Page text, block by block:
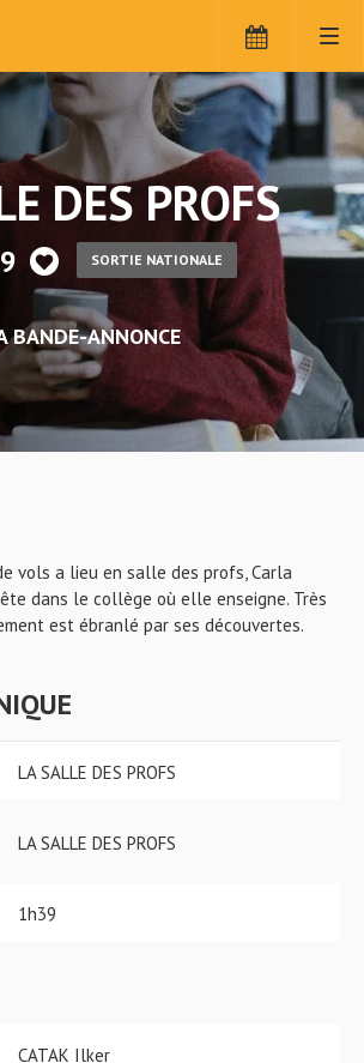
DES PROFS
SORTIE NATIONALE
BANDE-ANNONCE
vols a lieu en salle des profs, Carla
dans le collège où elle enseigne. Très
est ébranlé par ses découvertes.
LA SALLE DES PROFS
LA SALLE DES PROFS
1h39
CATAK Ilker